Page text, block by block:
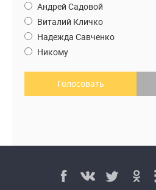
Андрей Садовой
Виталий Кличко
Надежда Савченко
Никому
Голосовать